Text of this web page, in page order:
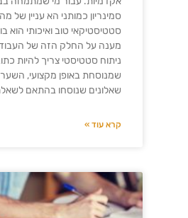
סמינריון כמותני הא עניין של
סטטיסטיקאי טוב ואיכותי הוא
מענה על החלק הזה של
ניתוח סטטיסטי צריך להיות
שמנוסחת באופן מקצועי,
שאלונים שנוסחו בהתאם
קרא עוד »